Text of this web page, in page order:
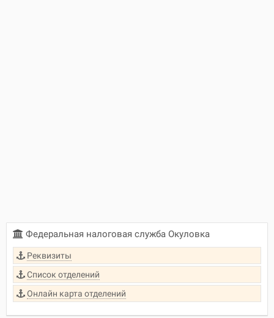
Федеральная налоговая служба Окуловка
Реквизиты
Список отделений
Онлайн карта отделений